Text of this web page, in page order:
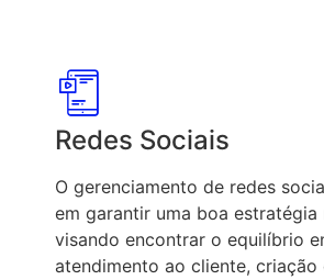
Redes Sociais
O gerenciamento de redes
em garantir uma boa estratégia
visando encontrar o equilíbrio
atendimento ao cliente, criação